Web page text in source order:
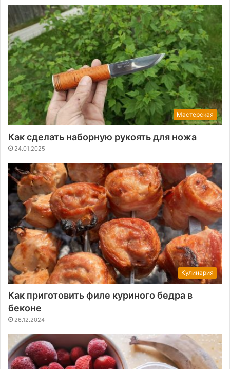
Мастерская
Как сделать наборную рукоять для ножа
24.01.2025
Кулинария
Как приготовить филе куриного бедра в
беконе
26.12.2024